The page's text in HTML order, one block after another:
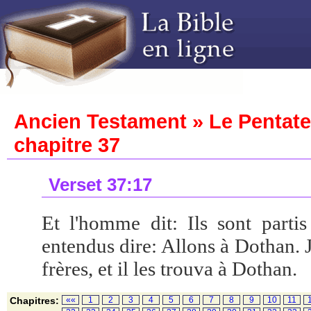
Ancien Testament » Le
chapitre 37
Verset 37:17
Et l'homme dit: Ils sont
entendus dire: Allons à Dothan.
frères, et il les trouva à Dothan.
Chapitres: «« 1 2 3 4 5 6 7 8 9 10 11